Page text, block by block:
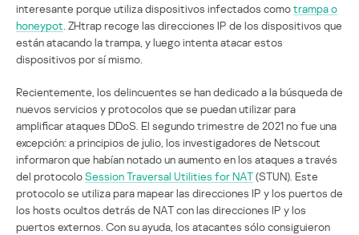
interesante porque utiliza dispositivos infectados comotrampa o
honeypot . ZHtrap recoge las direcciones IP de los dispositivos que
están atacando la trampa, y luego intenta atacar estos
dispositivos por sí mismo.
Recientemente, los delincuentes se han dedicado a la búsqueda de
nuevos servicios y protocolos que se puedan utilizar para
amplificar ataques DDoS. El segundo trimestre de 2021 no fue una
excepción: a principios de julio, los investigadores de Netscout
informaron que habían notado un aumento en los ataques a través
del protocoloSession Traversal Utilities for NAT(STUN). Este
protocolo se utiliza para mapear las direcciones IP y los puertos de
los hosts ocultos detrás de NAT con las direcciones IP y los
puertos externos. Con su ayuda, los atacantes sólo consiguieron